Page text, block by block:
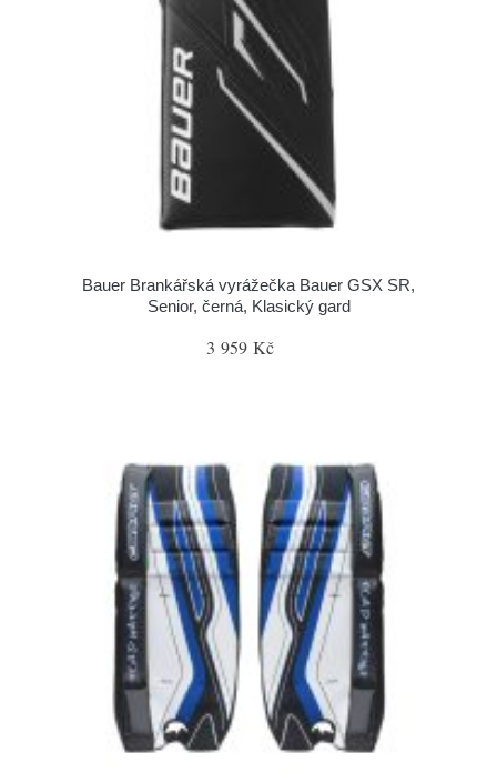
Bauer Brankářská vyrážečka Bauer GSX SR,
Senior, černá, Klasický gard
3 959 Kč